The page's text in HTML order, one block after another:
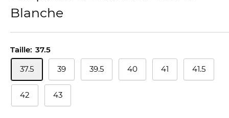
Blanche
Taille: 37.5
37.5
39 39.5 40 41 41.5
42 43